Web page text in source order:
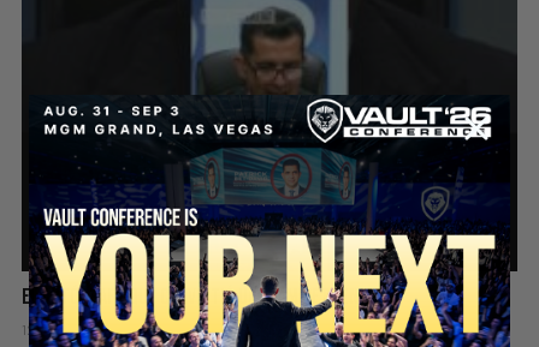
El Autógrafo Que Convirtió Una Camiseta En Oro
12 hours ago Add comment Valuetainment Media